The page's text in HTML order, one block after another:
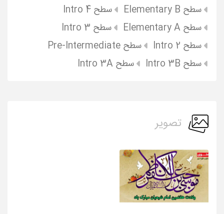
سطح Elementary B
سطح Intro 4
سطح Elementary A
سطح Intro 3
سطح Intro 2
سطح Pre-Intermediate
سطح Intro 3B
سطح Intro 3A
تصویر